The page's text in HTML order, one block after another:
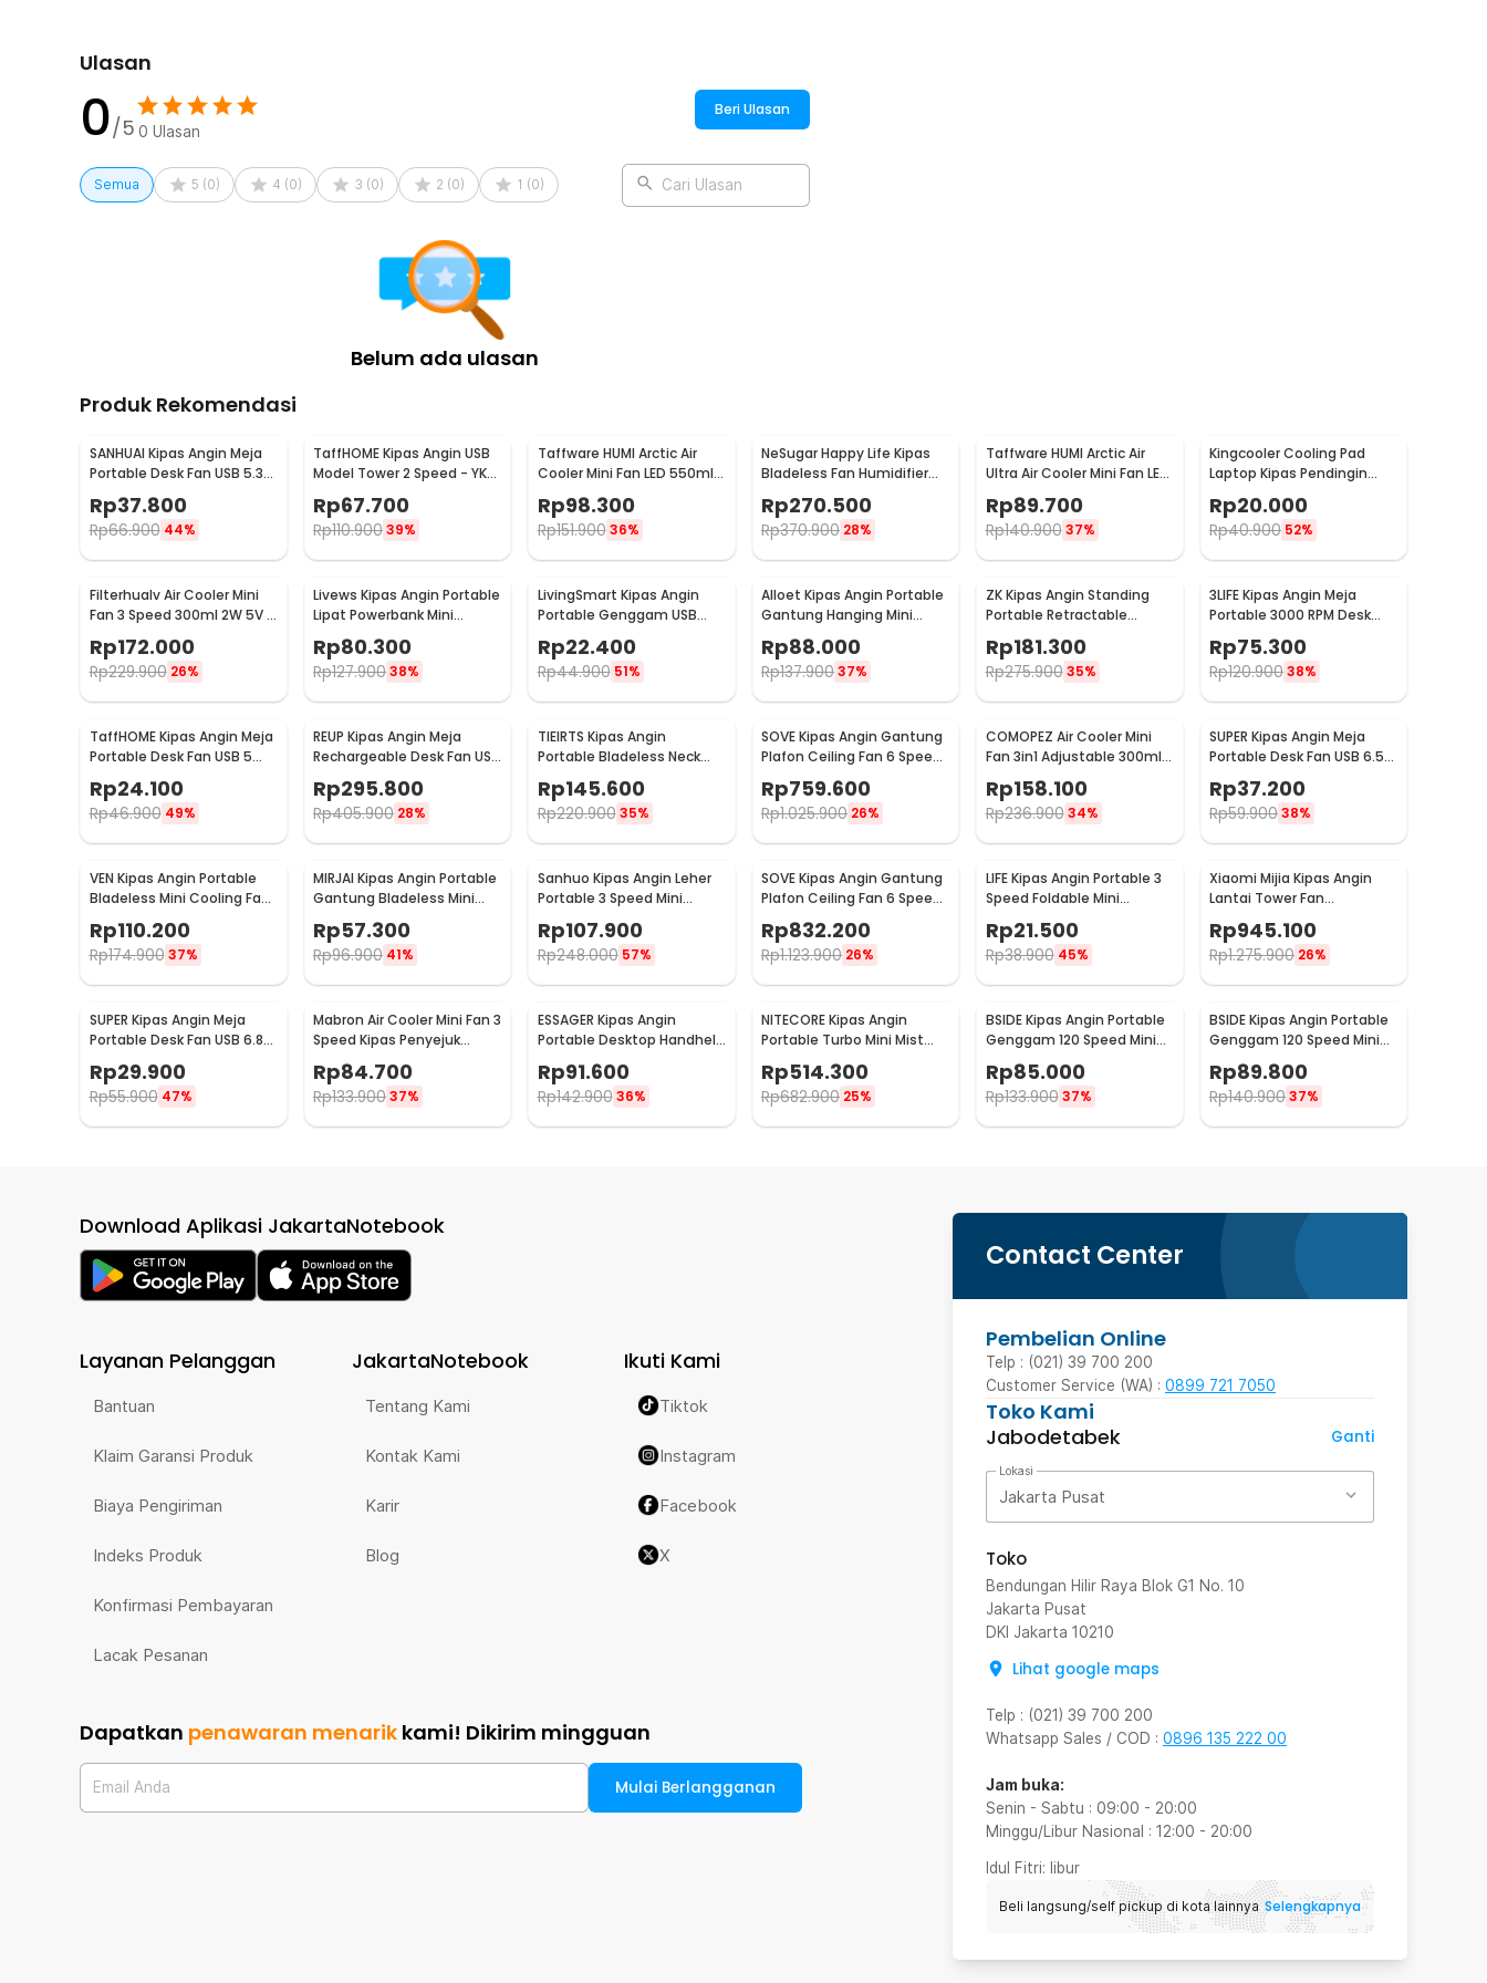
Ulasan
0/5 0 Ulasan
Beri Ulasan
Semua 5 (0) 4 (0) 3 (0) 2 (0) 1 (0) Cari Ulasan
Belum ada ulasan
Produk Rekomendasi
SANHUAI Kipas Angin Meja
Portable Desk Fan USB 5.3
Inch 2.5W - A18
Rp37.800
Rp66.900 44%
TaffHOME Kipas Angin USB
Model Tower 2 Speed - YK-
Rp67.700
Rp110.90039%
Taffware HUMI Arctic Air
Cooler Mini Fan LED 550ml
8W 5V - AA-MC4
Rp98.300
Rp151.900 36%
NeSugar Happy Life Kipas
Bladeless Fan Humidifier
Rp270.500
Rp370.900 28%
Taffware HUMI Arctic Air
Ultra Air Cooler Mini Fan LED
400ml 8W 5V - K-F009
Rp89.700
Rp140.900 37%
Kingcooler Cooling Pad
Laptop Kipas Pendingin
Rp20.000
Rp40.900 52%
Filterhualv Air Cooler Mini
Fan 3 Speed 300ml 2W 5V -
Rp172.000
Rp229.900 26%
Livews Kipas Angin Portable
Lipat Powerbank Mini
Cooling Fan 3000mAh - F3
Rp80.300
Rp127.90038%
LivingSmart Kipas Angin
Portable Genggam USB
SS-2
Rp22.400
Rp44.900 51%
Alloet Kipas Angin Portable
Gantung Hanging Mini
Cooling Fan 1800mAh -
DQ203
Rp88.000
Rp137.90037%
ZK Kipas Angin Standing
Portable Retractable
Folding Fan 7200mAh - ZK-
20321
Rp181.300
Rp275.900 35%
3LIFE Kipas Angin Meja
Portable 3000 RPM Desk
Fan USB 4.8 Inch 5W - 312
Rp75.300
Rp120.90038%
TaffHOME Kipas Angin Meja
Portable Desk Fan USB 5
Rp24.100
Rp46.900 49%
REUP Kipas Angin Meja
Rechargeable Desk Fan USB
7 Inch 10000mAh - DQ212
Rp295.800
Rp405.900 28%
TIEIRTS Kipas Angin
Portable Bladeless Neck
Mini Cooling Fan 5000mAh
- H12
Rp145.600
Rp220.900 35%
SOVE Kipas Angin Gantung
Plafon Ceiling Fan 6 Speed
Reversible 52 Inch - FS2007
Rp759.600
Rp1.025.900 26%
COMOPEZ Air Cooler Mini
Fan 3in1 Adjustable 300ml
18W 9V - YY-01
Rp158.100
Rp236.900 34%
SUPER Kipas Angin Meja
Portable Desk Fan USB 6.5
Inch 4.5W - A8
Rp37.200
Rp59.90038%
VEN Kipas Angin Portable
Bladeless Mini Cooling Fan
Rp110.200
Rp174.900 37%
MIRJAI Kipas Angin Portable
Gantung Bladeless Mini
Cooling Fan 1200mAh - 6171
Rp57.300
Rp96.900 41%
Sanhuo Kipas Angin Leher
Portable 3 Speed Mini
Rp107.900
Rp248.000 57%
SOVE Kipas Angin Gantung
Plafon Ceiling Fan 6 Speed
LED 52 Inch - FS2008
Rp832.200
Rp1.123.900 26%
LIFE Kipas Angin Portable 3
Speed Foldable Mini
Rp21.500
Rp38.900 45%
Xiaomi Mijia Kipas Angin
Lantai Tower Fan
BPTS02DM
Rp945.100
Rp1.275.900 26%
SUPER Kipas Angin Meja
Portable Desk Fan USB 6.8
Rp29.900
Rp55.900 47%
Mabron Air Cooler Mini Fan 3
Speed Kipas Penyejuk
Ruangan 600ml 10W 5V -
MB-60
Rp84.700
Rp133.90037%
ESSAGER Kipas Angin
Portable Desktop Handheld
Mini Cooling Fan 1200mAh -
F-055
Rp91.600
Rp142.900 36%
NITECORE Kipas Angin
Portable Turbo Mini Mist
Cooling Fan 3500 mAh -
izzCool 30
Rp514.300
Rp682.900 25%
BSIDE Kipas Angin Portable
Genggam 120 Speed Mini
Cooling Fan 2000mAh - M6
Rp85.000
Rp133.900 37%
BSIDE Kipas Angin Portable
Genggam 120 Speed Mini
Cooling Fan 2000mAh - M8
Rp89.800
Rp140.90037%
Contact Center
Pembelian Online
Telp : (021) 39 700 200
Customer Service (WA) : 0899 721 7050
Toko Kami
Jabodetabek
Ganti
Lokasi
Jakarta Pusat
Toko
Bendungan Hilir Raya Blok G1 No. 10
Jakarta Pusat
DKI Jakarta 10210
Lihat google maps
Telp : (021) 39 700 200
Whatsapp Sales / COD : 0896 135 222 00
Jam buka:
Senin - Sabtu : 09:00 - 20:00
Minggu/Libur Nasional : 12:00 - 20:00
Idul Fitri: libur
Beli langsung/self pickup di kota lainnya Selengkapnya
Download Aplikasi JakartaNotebook
Layanan Pelanggan
Bantuan
Klaim Garansi Produk
Biaya Pengiriman
Indeks Produk
Konfirmasi Pembayaran
Lacak Pesanan
JakartaNotebook
Tentang Kami
Kontak Kami
Karir
Blog
Ikuti Kami
Tiktok
Instagram
Facebook
X
Dapatkan penawaran menarik kami! Dikirim mingguan
Email Anda Mulai Berlangganan